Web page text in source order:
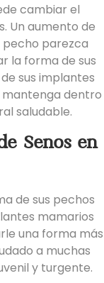
cambiar el
Un aumento de
pecho parezca
la forma de sus
sus implantes
mantenga dentro
saludable.
Senos en
de sus pechos
mamarios
una forma más
a muchas
y turgente.